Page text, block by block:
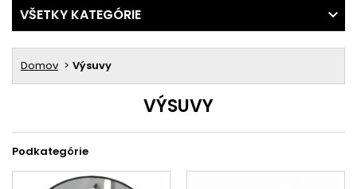
VŠETKY KATEGÓRIE
Domov Výsuvy
VÝSUVY
Podkategórie